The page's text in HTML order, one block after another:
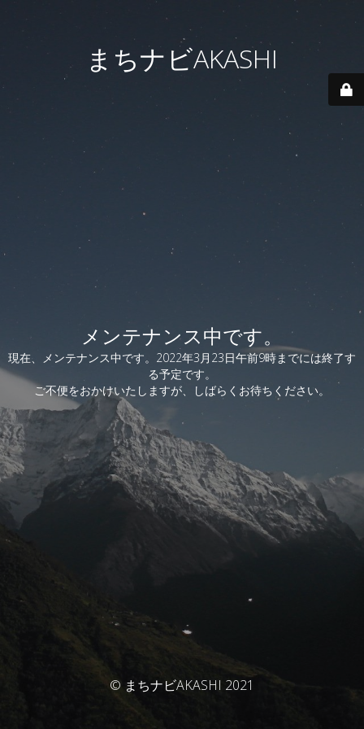
まちナビAKASHI
メンテナンス中です。
現在、メンテナンス中です。2022年3月23日午前9時までには終了す
る予定です。
ご不便をおかけいたしますが、しばらくお待ちください。
© まちナビAKASHI 2021